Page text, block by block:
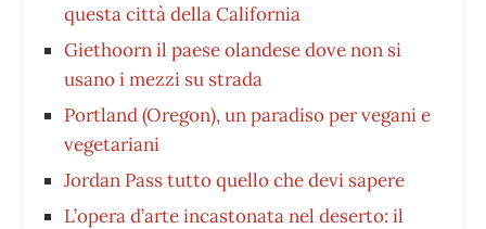
questa città della California
Giethoorn il paese olandese dove non si
usano i mezzi su strada
Portland (Oregon), un paradiso per vegani e
vegetariani
Jordan Pass tutto quello che devi sapere
L’opera d’arte incastonata nel deserto: il